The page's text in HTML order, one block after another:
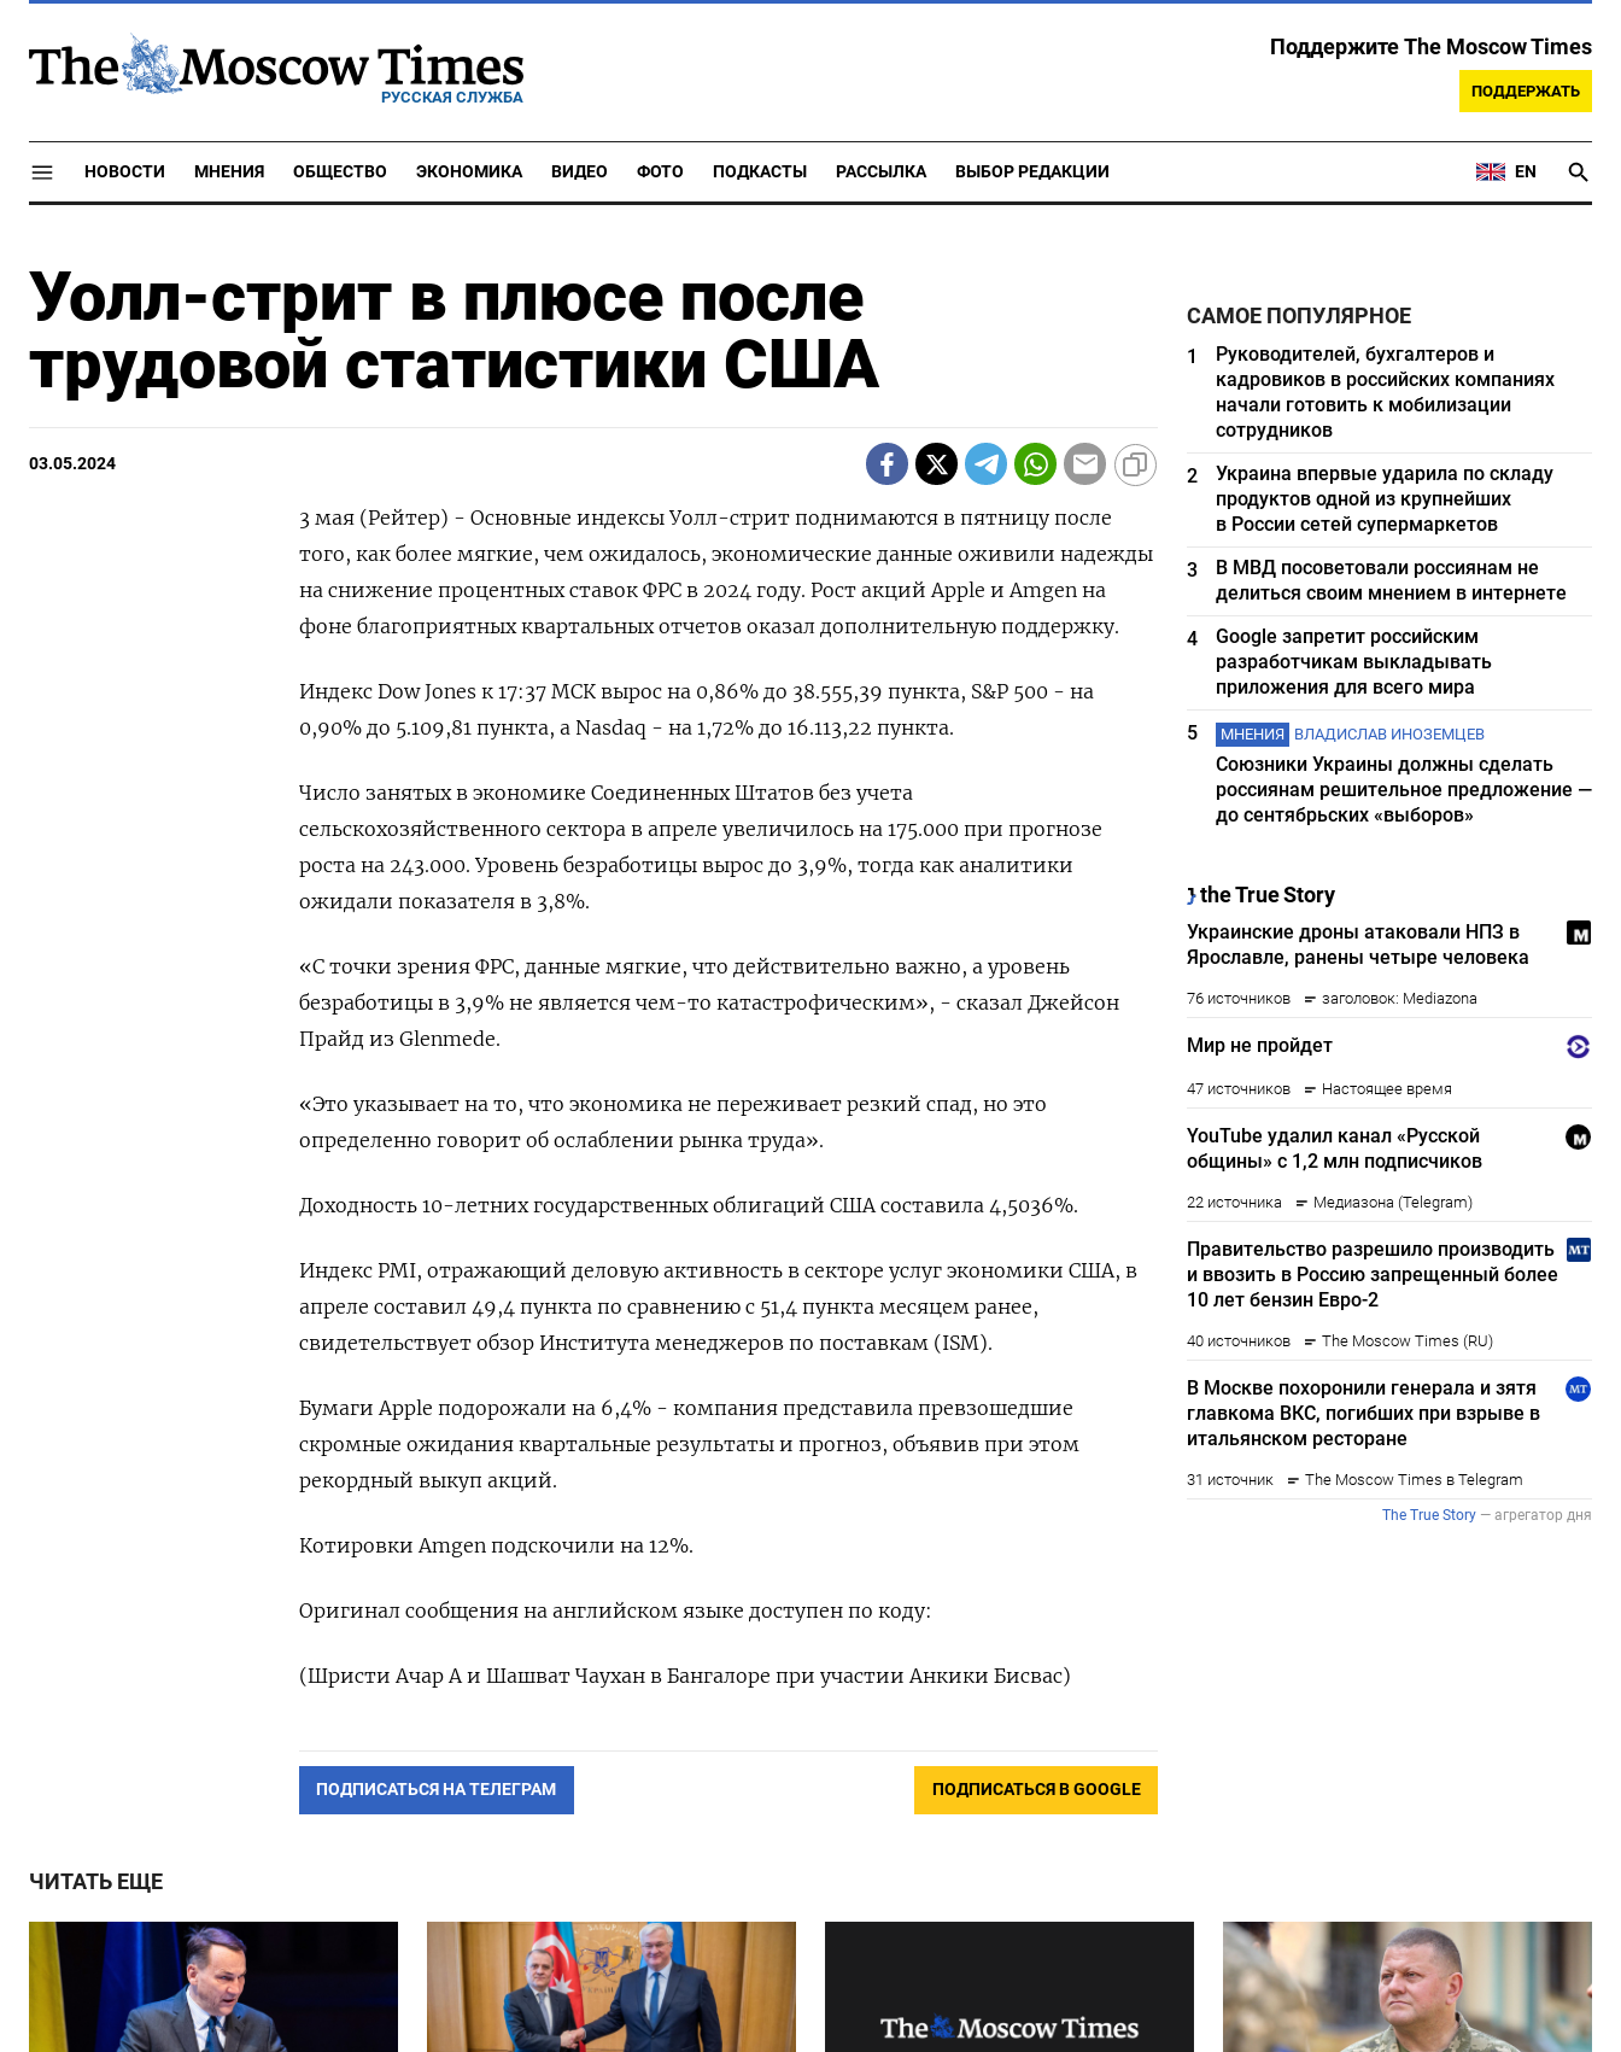
РУССКАЯ СЛУЖБА
Поддержите The Moscow Times
ПОДДЕРЖАТЬ
НОВОСТИ МНЕНИЯ ОБЩЕСТВО ЭКОНОМИКА ВИДЕО ФОТО ПОДКАСТЫ РАССЫЛКА ВЫБОР РЕДАКЦИИ EN
Уолл-стрит в плюсе после
трудовой статистики США
03.05.2024
3 мая (Рейтер) - Основные индексы Уолл-стрит поднимаются в пятницу после
того, как более мягкие, чем ожидалось, экономические данные оживили надежды
на снижение процентных ставок ФРС в 2024 году. Рост акций Apple и Amgen на
фоне благоприятных квартальных отчетов оказал дополнительную поддержку.
Индекс Dow Jones к 17:37 МСК вырос на 0,86% до 38.555,39 пункта, S&P 500 - на
0,90% до 5.109,81​ пункта, а Nasdaq - на 1,72% до 16.113,22 пункта.
Число занятых в экономике Соединенных Штатов без учета
сельскохозяйственного сектора в апреле увеличилось на 175.000 при прогнозе
роста на 243.000. Уровень безработицы вырос до 3,9%, тогда как аналитики
ожидали показателя в 3,8%.
«С точки зрения ФРС, данные мягкие, что действительно важно, а уровень
безработицы в 3,9% не является чем-то катастрофическим», - сказал Джейсон
Прайд из Glenmede.
«Это указывает на то, что экономика не переживает резкий спад, но это
определенно говорит об ослаблении рынка труда».
Доходность 10-летних государственных облигаций США составила 4,5036%.
Индекс PMI, отражающий деловую активность в секторе услуг экономики США, в
апреле составил 49,4 пункта по сравнению с 51,4 пункта месяцем ранее,
свидетельствует обзор Института менеджеров по поставкам (ISM).
Бумаги Apple подорожали на 6,4% - компания представила превзошедшие
скромные ожидания квартальные результаты и прогноз, объявив при этом
рекордный выкуп акций.
Котировки Amgen подскочили на 12%.
Оригинал сообщения на английском языке доступен по коду:
(Шристи Ачар А и Шашват Чаухан в Бангалоре при участии Анкики Бисвас)
ПОДПИСАТЬСЯ НА ТЕЛЕГРАМ ПОДПИСАТЬСЯ В GOOGLE
САМОЕ ПОПУЛЯРНОЕ
1
Руководителей, бухгалтеров и
кадровиков в российских компаниях
начали готовить к мобилизации
сотрудников
2
Украина впервые ударила по складу
продуктов одной из крупнейших
в России сетей супермаркетов
3
В МВД посоветовали россиянам не
делиться своим мнением в интернете
4
Google запретит российским
разработчикам выкладывать
приложения для всего мира
5
МНЕНИЯ ВЛАДИСЛАВ ИНОЗЕМЦЕВ
Союзники Украины должны сделать
россиянам решительное предложение —
до сентябрьских «выборов»
ЧИТАТЬ ЕЩЕ